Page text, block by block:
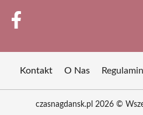
Kontakt O Nas Regulamin
czasnagdansk.pl 2026 ©